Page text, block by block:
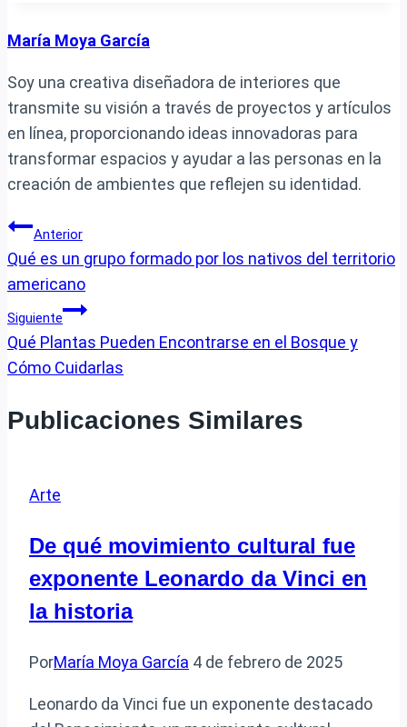
María Moya García
Soy una creativa diseñadora de interiores que
transmite su visión a través de proyectos y artículos
en línea, proporcionando ideas innovadoras para
transformar espacios y ayudar a las personas en la
creación de ambientes que reflejen su identidad.
Navegación
de
entradas
Anterior
Qué es un grupo formado por los nativos del territorio
americano
Siguiente
Qué Plantas Pueden Encontrarse en el Bosque y
Cómo Cuidarlas
Publicaciones Similares
Arte
De qué movimiento cultural fue
exponente Leonardo da Vinci en
la historia
PorMaría Moya García 4 de febrero de 2025
Leonardo da Vinci fue un exponente destacado